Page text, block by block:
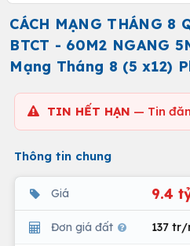
CÁCH MẠNG THÁNG 8
BTCT - 60M2 NGANG
Mạng Tháng 8 (5 x12)
TIN HẾT HẠN — Tin
Thông tin chung
Giá 9.4
Đơn giá đất 137 tr/